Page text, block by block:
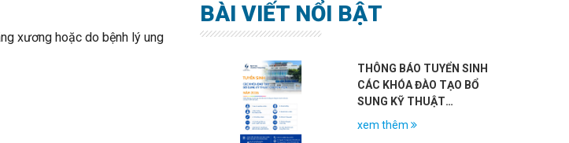
xương hoặc do bệnh lý ung
BÀI VIẾT NỔI BẬT
THÔNG BÁO TUYỂN SINH
CÁC KHÓA ĐÀO TẠO BỔ
SUNG KỸ THUẬT
CHUYÊN MÔN KHÁM
xem thêm